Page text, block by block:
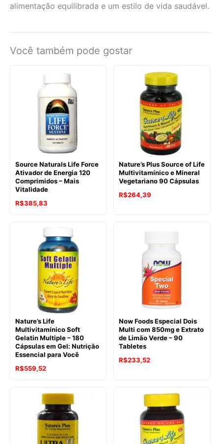
alimentação equilibrada e um estilo de vida saudável.
Você também pode gostar
Source Naturals Life Force
Ativador de Energia 120
Comprimidos – Mais
Vitalidade
R$385,83
Nature’s Plus Source of Life
Multivitamínico e Mineral
Vegetariano 90 Cápsulas
R$264,39
Nature’s Life
Multivitamínico Soft
Gelatin Multiple – 180
Cápsulas em Gel: Nutrição
Essencial para Você
R$559,52
Now Foods Especial Dois
Multi com 850mg e Extrato
de Limão Verde – 90
Tabletes
R$233,52